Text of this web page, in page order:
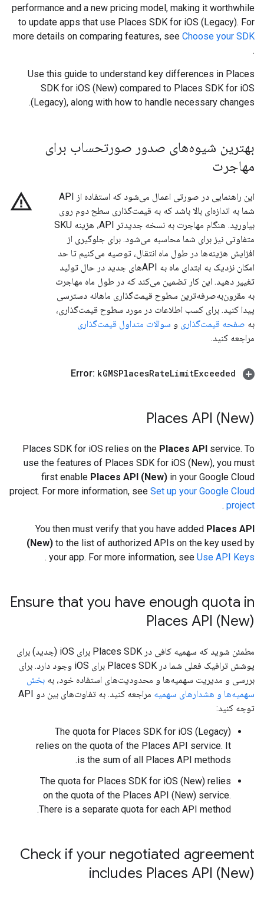
performance and a new pricing model, making it worthwhile
to update apps that use Places SDK for iOS (Legacy). For
more details on comparing features, see Choose your SDK
.
Use this guide to understand key differences in Places
SDK for iOS (New) compared to Places SDK for iOS
(Legacy), along with how to handle necessary changes.
بهترین شیوه‌های صدور صورتحساب برای
مهاجرت
warning_amber
این راهنمایی در صورتی اعمال می‌شود که استفاده از API
شما به اندازه‌ای بالا باشد که به قیمت‌گذاری سطح دوم روی
بیاورید. هنگام مهاجرت به نسخه جدیدتر API، هزینه SKU
متفاوتی نیز برای شما محاسبه می‌شود. برای جلوگیری از
افزایش هزینه‌ها در طول ماه انتقال، توصیه می‌کنیم تا حد
امکان نزدیک به ابتدای ماه به APIهای جدید در حال تولید
تغییر دهید. این کار تضمین می‌کند که در طول ماه مهاجرت
به مقرون‌به‌صرفه‌ترین سطوح قیمت‌گذاری ماهانه دسترسی
پیدا کنید. برای کسب اطلاعات در مورد سطوح قیمت‌گذاری،
به صفحه قیمت‌گذاری و سوالات متداول قیمت‌گذاری
مراجعه کنید.
kGMSPlacesRateLimitExceeded
Places API (New)
Places SDK for iOS relies on the Places API service. To
use the features of Places SDK for iOS (New), you must
first enable Places API (New) in your Google Cloud
project. For more information, see Set up your Google Cloud
project
.
You then must verify that you have added Places API
(New) to the list of authorized APIs on the key used by
your app. For more information, see Use API Keys
.
Ensure that you have enough quota in
Places API (New)
مطمئن شوید که سهمیه کافی در Places SDK برای iOS (جدید) برای
پوشش ترافیک فعلی شما در Places SDK برای iOS وجود دارد. برای
بررسی و مدیریت سهمیه‌ها و محدودیت‌های استفاده خود، به بخش
سهمیه‌ها و هشدارهای سهمیه
مراجعه کنید. به تفاوت‌های بین دو API
توجه کنید:
The quota for Places SDK for iOS (Legacy)
relies on the quota of the Places API service. It
is the sum of all Places API methods.
The quota for Places SDK for iOS (New) relies
on the quota of the Places API (New) service.
There is a separate quota for each API method.
Check if your negotiated agreement
includes Places API (New)